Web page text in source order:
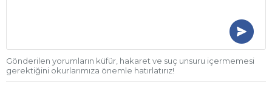
Gönderilen yorumların küfür, hakaret ve suç unsuru içermemesi
gerektiğini okurlarımıza önemle hatırlatırız!